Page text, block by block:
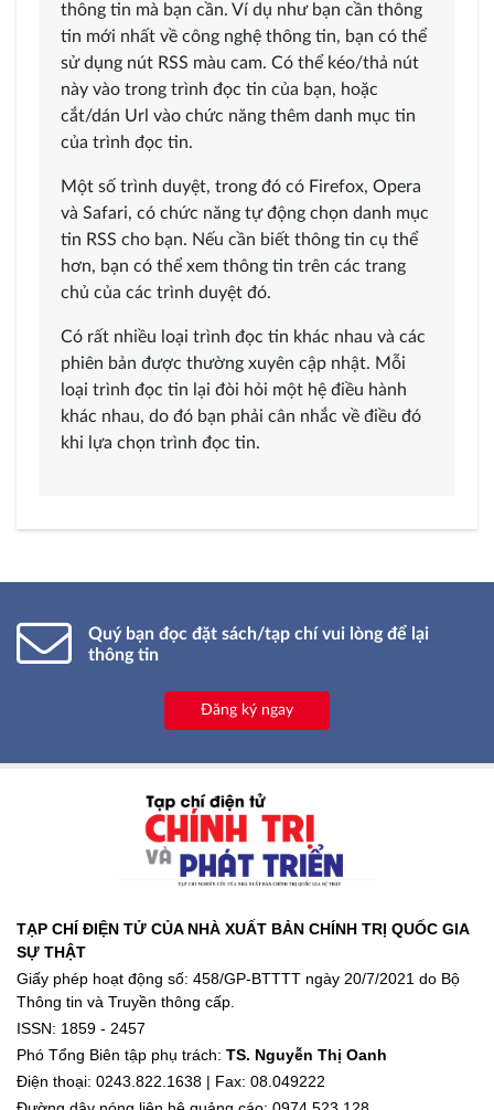
thông tin mà bạn cần. Ví dụ như bạn cần thông
tin mới nhất về công nghệ thông tin, bạn có thể
sử dụng nút RSS màu cam. Có thể kéo/thả nút
này vào trong trình đọc tin của bạn, hoặc
cắt/dán Url vào chức năng thêm danh mục tin
của trình đọc tin.
Một số trình duyệt, trong đó có Firefox, Opera
và Safari, có chức năng tự động chọn danh mục
tin RSS cho bạn. Nếu cần biết thông tin cụ thể
hơn, bạn có thể xem thông tin trên các trang
chủ của các trình duyệt đó.
Có rất nhiều loại trình đọc tin khác nhau và các
phiên bản được thường xuyên cập nhật. Mỗi
loại trình đọc tin lại đòi hỏi một hệ điều hành
khác nhau, do đó bạn phải cân nhắc về điều đó
khi lựa chọn trình đọc tin.
Quý bạn đọc đặt sách/tạp chí vui lòng để lại
thông tin
Đăng ký ngay
TẠP CHÍ ĐIỆN TỬ CỦA NHÀ XUẤT BẢN CHÍNH TRỊ QUỐC GIA
SỰ THẬT
Giấy phép hoạt động số: 458/GP-BTTTT ngày 20/7/2021 do Bộ
Thông tin và Truyền thông cấp.
ISSN: 1859 - 2457
Phó Tổng Biên tập phụ trách: TS. Nguyễn Thị Oanh
Điện thoại: 0243.822.1638 | Fax: 08.049222